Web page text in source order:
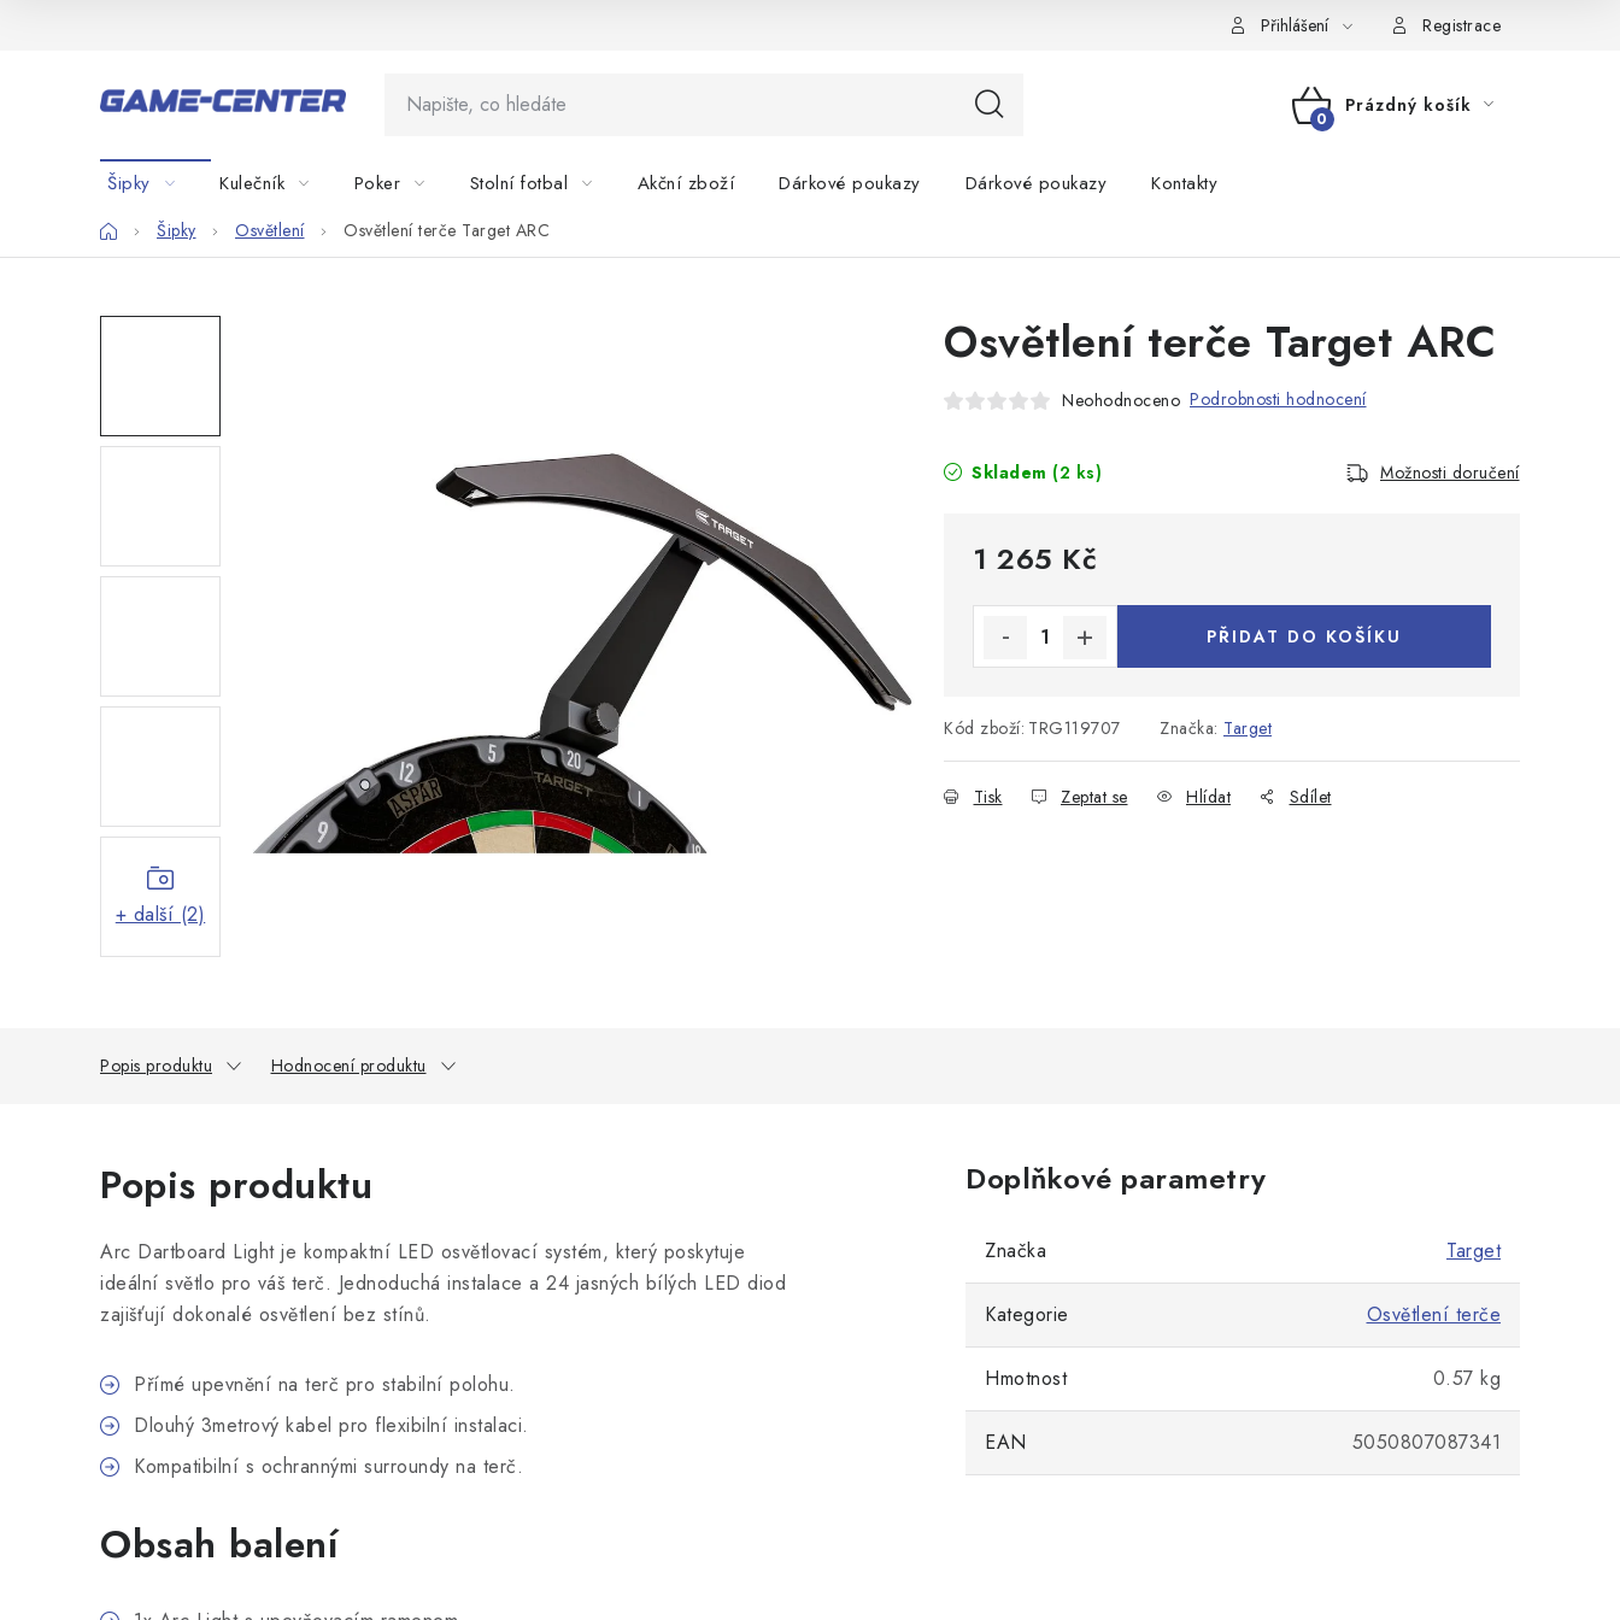
Přihlášení Registrace
NÁKUPNÍ
Prázdný košík
Šipky Kulečník Poker Stolní fotbal Akční zboží Dárkové poukazy Dárkové poukazy Kontakty
DomůŠipky Osvětlení Osvětlení terče Target ARC
+ další (2)
Osvětlení terče Target ARC
Neohodnoceno Podrobnosti hodnocení
Skladem (2 ks) Možnosti doručení
1 265 Kč
PŘIDAT DO KOŠÍKU
Kód zboží: TRG119707 Značka: Target
Tisk Zeptat se Hlídat Sdílet
Popis produktu Hodnocení produktu
Popis produktu
Arc Dartboard Light je kompaktní LED osvětlovací systém, který poskytuje
ideální světlo pro váš terč. Jednoduchá instalace a 24 jasných bílých LED diod
zajišťují dokonalé osvětlení bez stínů.
Přímé upevnění na terč pro stabilní polohu.
Dlouhý 3metrový kabel pro flexibilní instalaci.
Kompatibilní s ochrannými surroundy na terč.
Obsah balení
Doplňkové parametry
Značka Target
Kategorie Osvětlení terče
Hmotnost 0.57 kg
EAN 5050807087341